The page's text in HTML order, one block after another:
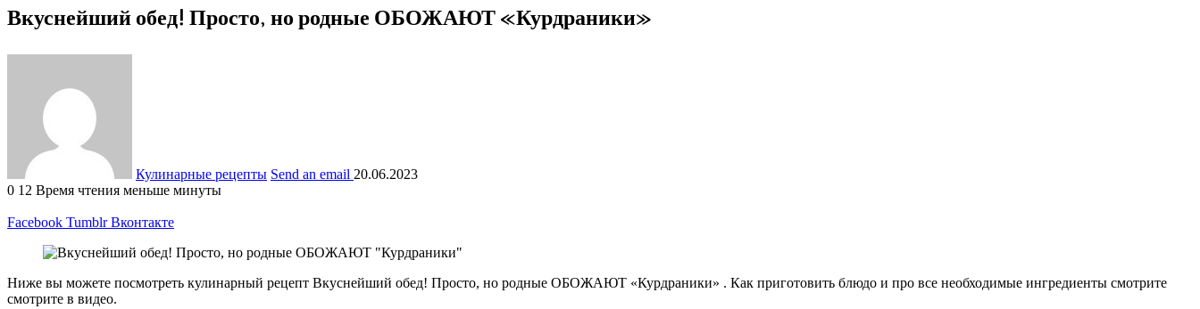
Вкуснейший обед! Просто, но родные ОБОЖАЮТ «Курдраники»
Кулинарные рецепты Send an email 20.06.2023
0 12 Время чтения меньше минуты
Facebook Tumblr Вконтакте
Ниже вы можете посмотреть кулинарный рецепт Вкуснейший обед! Просто, но родные ОБОЖАЮТ «Курдраники» . Как приготовить блюдо и про все необходимые ингредиенты смотрите
смотрите в видео.